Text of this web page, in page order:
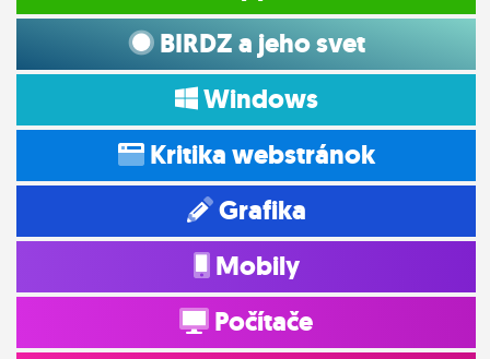
BIRDZ a jeho svet
Windows
Kritika webstránok
Grafika
Mobily
Počítače